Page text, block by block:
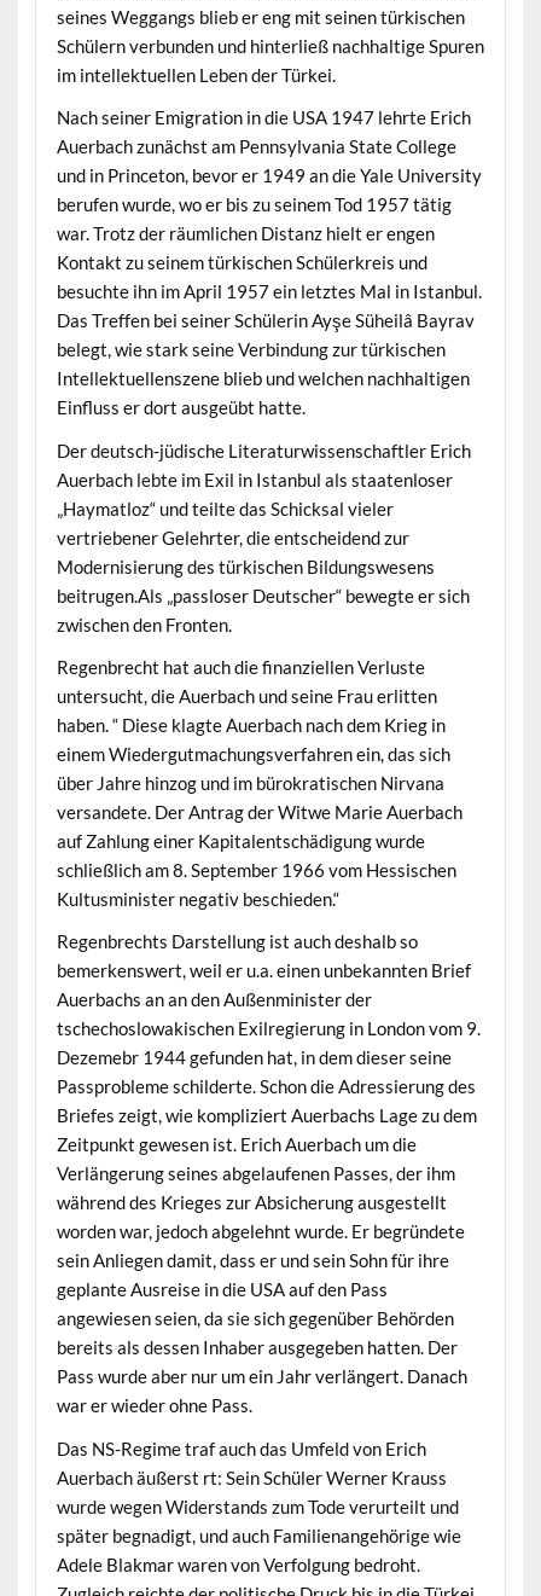
seines Weggangs blieb er eng mit seinen türkischen
Schülern verbunden und hinterließ nachhaltige Spuren
im intellektuellen Leben der Türkei.
Nach seiner Emigration in die USA 1947 lehrte Erich
Auerbach zunächst am Pennsylvania State College
und in Princeton, bevor er 1949 an die Yale University
berufen wurde, wo er bis zu seinem Tod 1957 tätig
war. Trotz der räumlichen Distanz hielt er engen
Kontakt zu seinem türkischen Schülerkreis und
besuchte ihn im April 1957 ein letztes Mal in Istanbul.
Das Treffen bei seiner Schülerin Ayşe Süheilâ Bayrav
belegt, wie stark seine Verbindung zur türkischen
Intellektuellenszene blieb und welchen nachhaltigen
Einfluss er dort ausgeübt hatte.
Der deutsch-jüdische Literaturwissenschaftler Erich
Auerbach lebte im Exil in Istanbul als staatenloser
„Haymatloz“ und teilte das Schicksal vieler
vertriebener Gelehrter, die entscheidend zur
Modernisierung des türkischen Bildungswesens
beitrugen.Als „passloser Deutscher“ bewegte er sich
zwischen den Fronten.
Regenbrecht hat auch die finanziellen Verluste
untersucht, die Auerbach und seine Frau erlitten
haben. “ Diese klagte Auerbach nach dem Krieg in
einem Wiedergutmachungsverfahren ein, das sich
über Jahre hinzog und im bürokratischen Nirvana
versandete. Der Antrag der Witwe Marie Auerbach
auf Zahlung einer Kapitalentschädigung wurde
schließlich am 8. September 1966 vom Hessischen
Kultusminister negativ beschieden.“
Regenbrechts Darstellung ist auch deshalb so
bemerkenswert, weil er u.a. einen unbekannten Brief
Auerbachs an an den Außenminister der
tschechoslowakischen Exilregierung in London vom 9.
Dezemebr 1944 gefunden hat, in dem dieser seine
Passprobleme schilderte. Schon die Adressierung des
Briefes zeigt, wie kompliziert Auerbachs Lage zu dem
Zeitpunkt gewesen ist. Erich Auerbach um die
Verlängerung seines abgelaufenen Passes, der ihm
während des Krieges zur Absicherung ausgestellt
worden war, jedoch abgelehnt wurde. Er begründete
sein Anliegen damit, dass er und sein Sohn für ihre
geplante Ausreise in die USA auf den Pass
angewiesen seien, da sie sich gegenüber Behörden
bereits als dessen Inhaber ausgegeben hatten. Der
Pass wurde aber nur um ein Jahr verlängert. Danach
war er wieder ohne Pass.
Das NS-Regime traf auch das Umfeld von Erich
Auerbach äußerst rt: Sein Schüler Werner Krauss
wurde wegen Widerstands zum Tode verurteilt und
später begnadigt, und auch Familienangehörige wie
Adele Blakmar waren von Verfolgung bedroht.